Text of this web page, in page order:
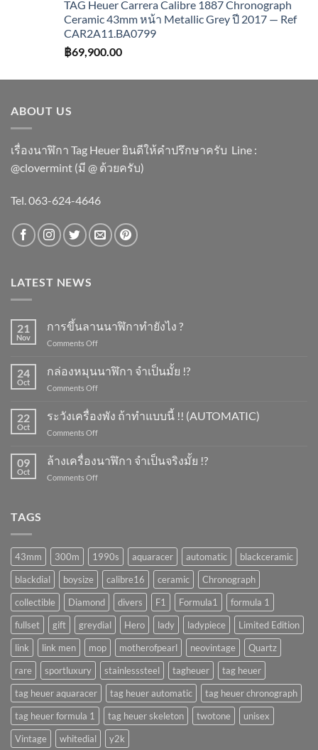
TAG Heuer Carrera Calibre 1887 Chronograph
Ceramic 43mm หน้า Metallic Grey ปี 2017 — Ref
CAR2A11.BA0799
฿69,900.00
ABOUT US
เรื่องนาฬิกา Tag Heuer ยินดีให้คำปรึกษาครับ ​Line :
@clovermint (มี @ ด้วยครับ)
Tel. 063-624-4646
LATEST NEWS
21
Nov
การขึ้นลานนาฬิกาทำยังไง ?
Comments Offon
ลาน
นาฬิกา
ยัง
24
Oct
กล่องหมุนนาฬิกา จำเป็นมั้ย !?
Comments Offon
หมุน
นาฬิกา
จำเป็น
!?
22
Oct
ระวังเครื่องพัง ถ้าทำแบบนี้ !! (AUTOMATIC)
Comments Offon
เครื่อง
พัง
ถ้า
09
Oct
ล้างเครื่องนาฬิกา จำเป็นจริงมั้ย !?
Comments Offon
มั้ย
!?
TAGS
43mm 300m 1990s aquaracer automatic
blackceramic
blackdial
boysize calibre16 ceramic
Chronograph
collectible
Diamond divers F1 Formula1
formula 1
fullset
gift greydial Hero lady ladypiece
Limited Edition
link
link men mop motherofpearl neovintage
Quartz
rare
sportluxury stainlesssteel tagheuer
tag heuer
tag heuer aquaracer
tag heuer automatic
tag heuer chronograph
tag heuer formula 1
tag heuer skeleton twotone
unisex
Vintage
whitedial y2k